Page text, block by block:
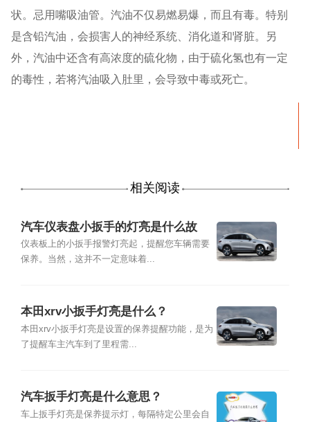
状。忌用嘴吸油管。汽油不仅易燃易爆，而且有毒。特别
是含铅汽油，会损害人的神经系统、消化道和肾脏。另
外，汽油中还含有高浓度的硫化物，由于硫化氢也有一定
的毒性，若将汽油吸入肚里，会导致中毒或死亡。
相关阅读
汽车仪表盘小扳手的灯亮是什么故
障？
仪表板上的小扳手报警灯亮起，提醒您车辆需要
保养。当然，这并不一定意味着...
本田xrv小扳手灯亮是什么？
本田xrv小扳手灯亮是设置的保养提醒功能，是为
了提醒车主汽车到了里程需...
汽车扳手灯亮是什么意思？
车上扳手灯亮是保养提示灯，每隔特定公里会自